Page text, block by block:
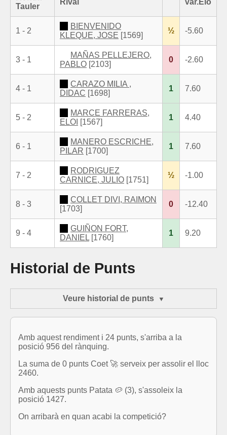
Tauler
1 - 2
BIENVENIDO
KLEQUE, JOSE [1569]
½ -5.60
3 - 1
MAÑAS PELLEJERO,
PABLO [2103]
0 -2.60
4 - 1
CARAZO MILIA ,
DIDAC [1698]
1 7.60
5 - 2
MARCE FARRERAS,
ELOI [1567]
1 4.40
6 - 1
MANERO ESCRICHE,
PILAR [1700]
1 7.60
7 - 2
RODRIGUEZ
CARNICE, JULIO [1751]
½ -1.00
8 - 3
COLLET DIVI, RAIMON
[1703]
0 -12.40
9 - 4
GUIÑON FORT,
DANIEL [1760]
1 9.20
Historial de Punts
Veure historial de punts
Amb aquest rendiment i 24 punts, s'arriba a la
posició 956 del rànquing.
La suma de 0 punts Coet 🚀 serveix per assolir el lloc
2460.
Amb aquests punts Patata 🥔 (3), s'assoleix la
posició 1427.
On arribarà en quan acabi la competició?